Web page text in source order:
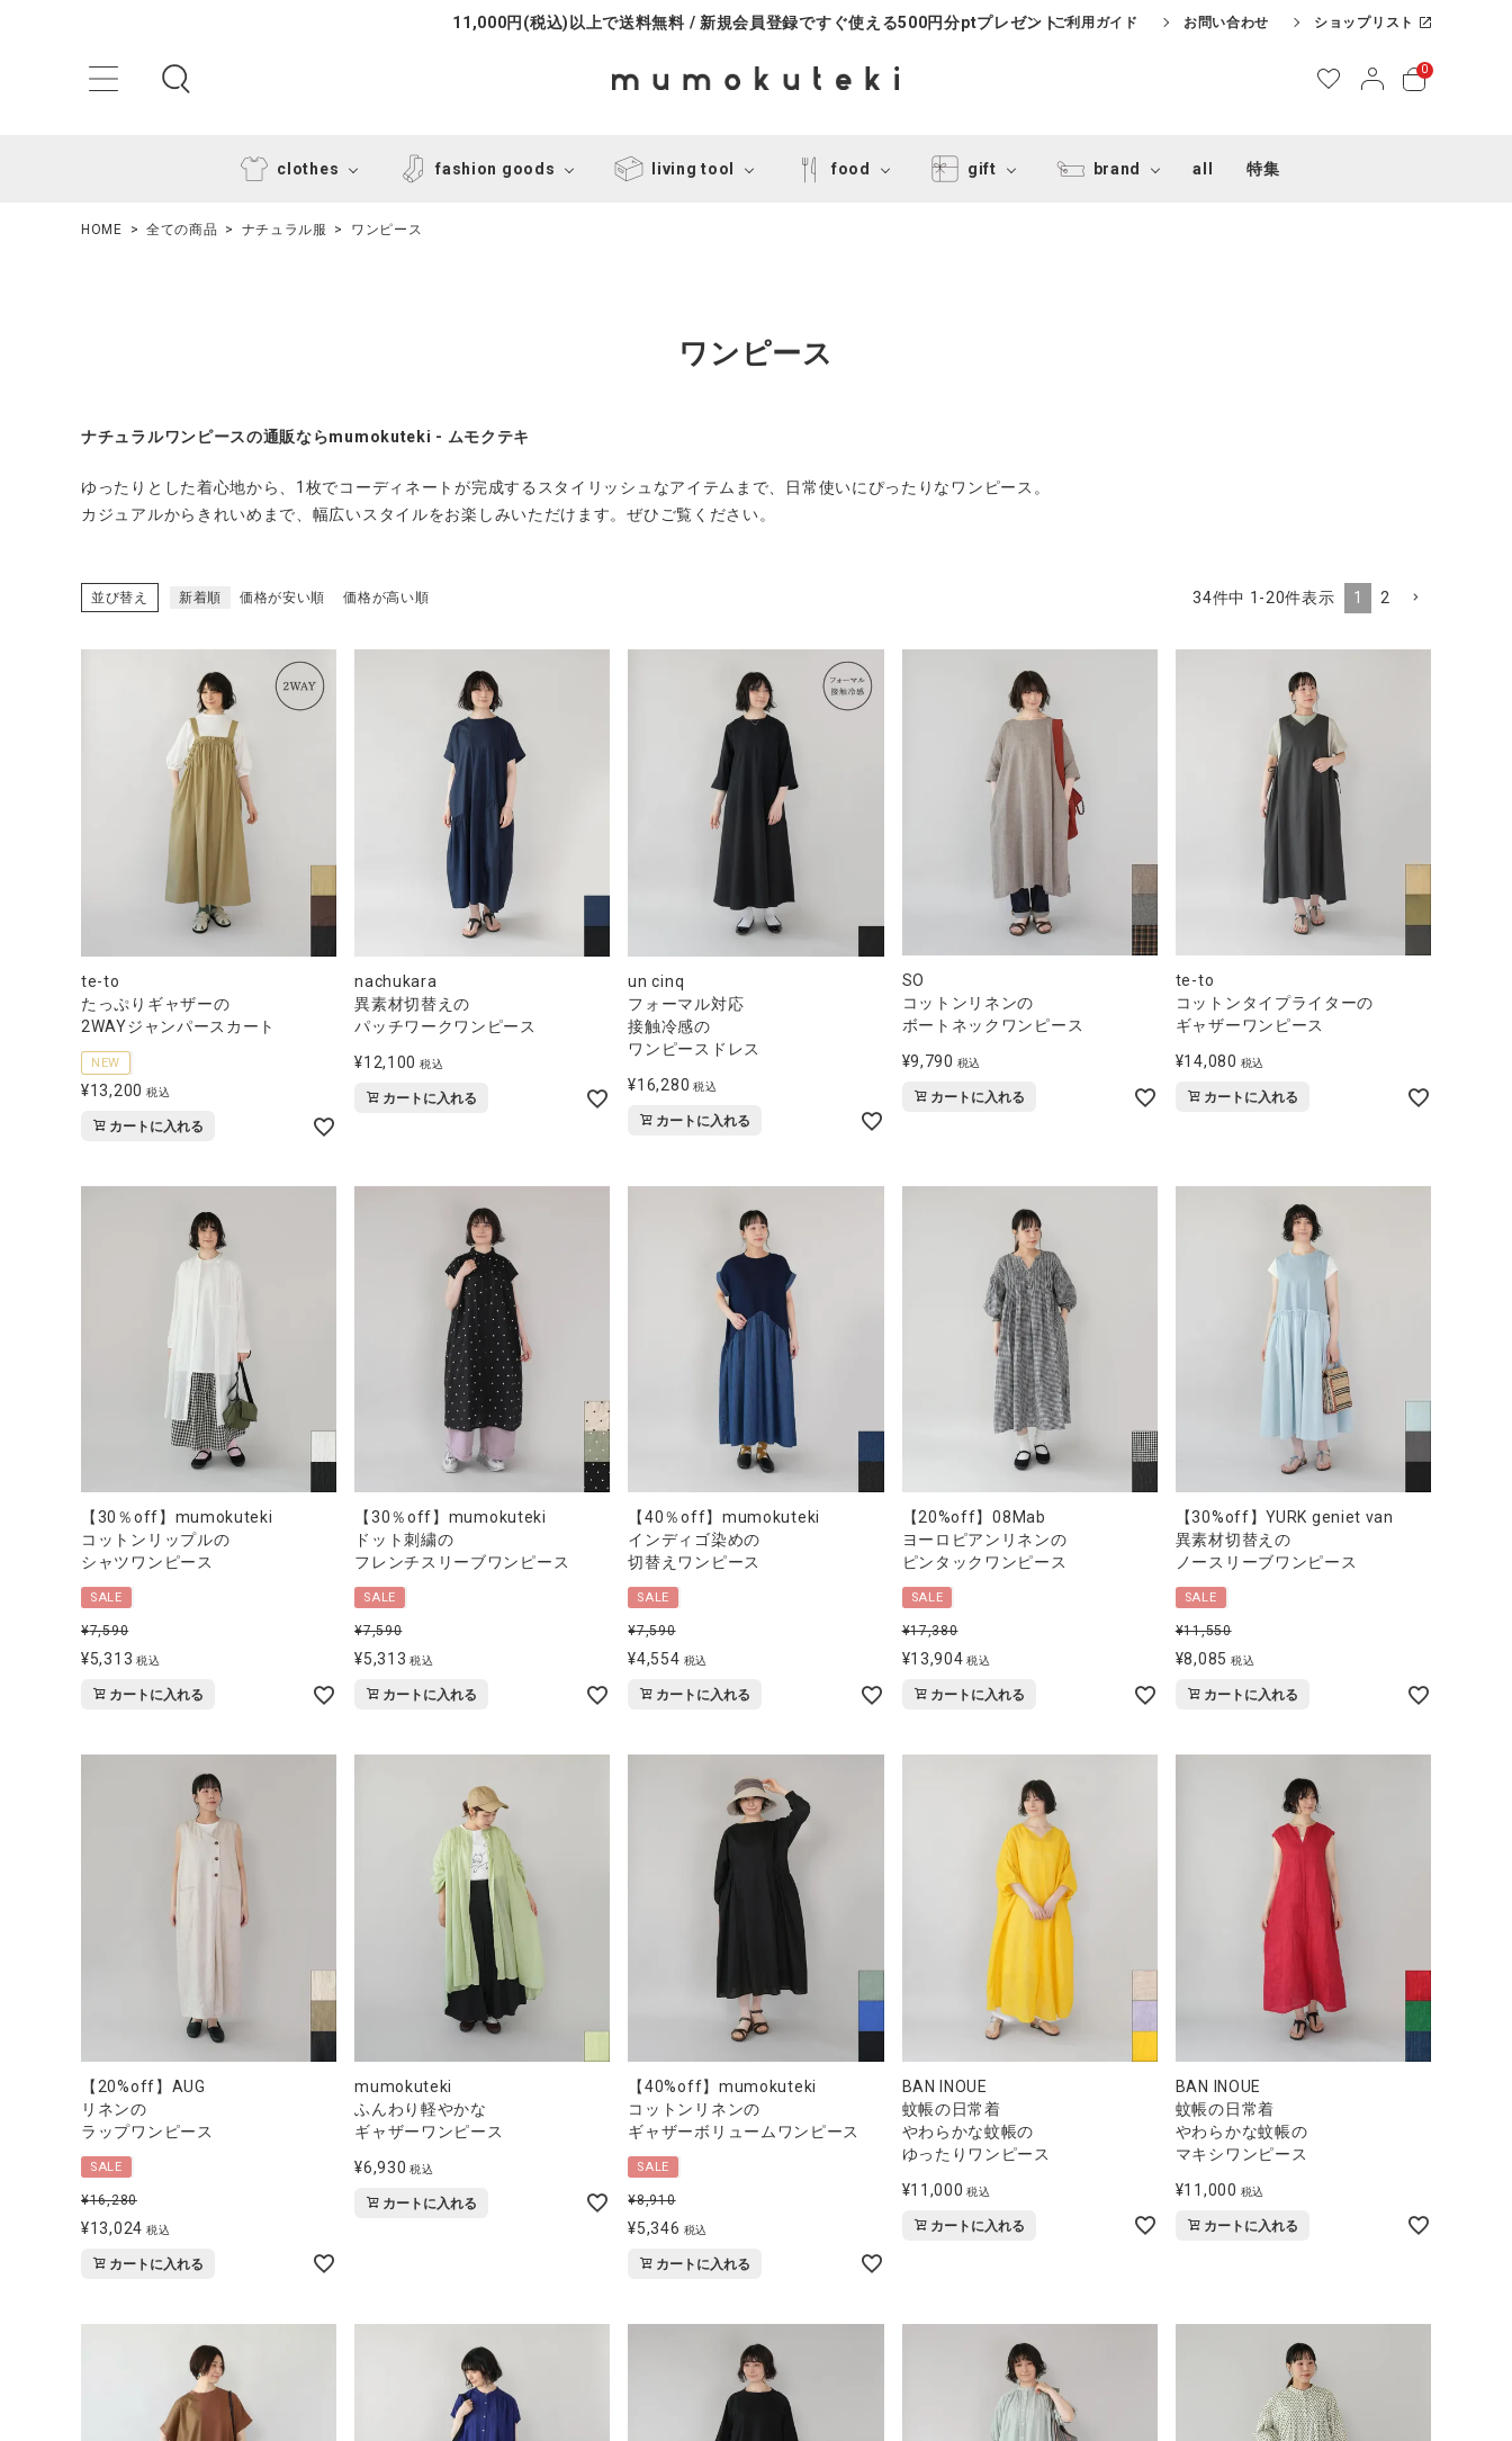
11,000円(税込)以上で送料無料 / 新規会員登録ですぐ使える500円分ptプレゼントご利用ガイド お問い合わせ ショップリスト
0
clothes fashion goods living tool food gift brand all 特集
ようこそ ゲスト 様
CATEGORY
ファッション雑貨
ブランド
全ての商品
CONTENTS
HOME 全ての商品 ナチュラル服 ワンピース
ワンピース
ナチュラルワンピースの通販ならmumokuteki - ムモクテキ
ゆったりとした着心地から、1枚でコーディネートが完成するスタイリッシュなアイテムまで、日常使いにぴったりなワンピース。
カジュアルからきれいめまで、幅広いスタイルをお楽しみいただけます。ぜひご覧ください。
並び替え 新着順 価格が安い順 価格が高い順 34件中 1 -20件表示 1 2
te-to
たっぷりギャザーの
2WAYジャンパースカート
NEW
¥13,200 税込
カートに入れる
nachukara
異素材切替えの
パッチワークワンピース
¥12,100 税込
カートに入れる
un cinq
フォーマル対応
接触冷感の
ワンピースドレス
¥16,280 税込
カートに入れる
SO
コットンリネンの
ボートネックワンピース
¥9,790 税込
カートに入れる
te-to
コットンタイプライターの
ギャザーワンピース
¥14,080 税込
カートに入れる
【30％off】mumokuteki
コットンリップルの
シャツワンピース
SALE
¥7,590
¥5,313 税込
カートに入れる
【30％off】mumokuteki
ドット刺繍の
フレンチスリーブワンピース
SALE
¥7,590
¥5,313 税込
カートに入れる
【40％off】mumokuteki
インディゴ染めの
切替えワンピース
SALE
¥7,590
¥4,554 税込
カートに入れる
【20%off】08Mab
ヨーロピアンリネンの
ピンタックワンピース
SALE
¥17,380
¥13,904 税込
カートに入れる
【30%off】YURK geniet van
異素材切替えの
ノースリーブワンピース
SALE
¥11,550
¥8,085 税込
カートに入れる
【20%off】AUG
リネンの
ラップワンピース
SALE
¥16,280
¥13,024 税込
カートに入れる
mumokuteki
ふんわり軽やかな
ギャザーワンピース
¥6,930 税込
カートに入れる
【40%off】mumokuteki
コットンリネンの
ギャザーボリュームワンピース
SALE
¥8,910
¥5,346 税込
カートに入れる
BAN INOUE
蚊帳の日常着
やわらかな蚊帳の
ゆったりワンピース
¥11,000 税込
カートに入れる
BAN INOUE
蚊帳の日常着
やわらかな蚊帳の
マキシワンピース
¥11,000 税込
カートに入れる